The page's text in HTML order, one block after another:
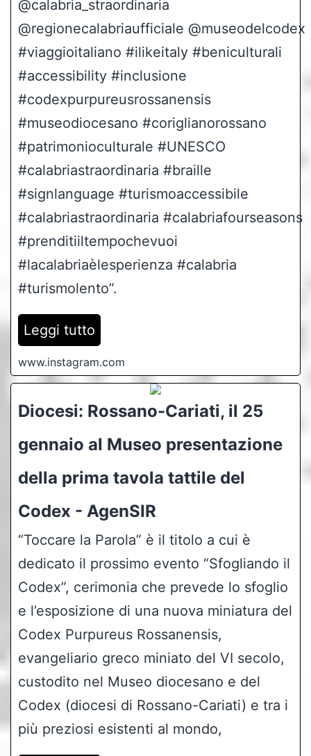
@calabria_straordinaria
@regionecalabriaufficiale @museodelcodex
#viaggioitaliano #ilikeitaly #beniculturali
#accessibility #inclusione
#codexpurpureusrossanensis
#museodiocesano #coriglianorossano
#patrimonioculturale #UNESCO
#calabriastraordinaria #braille
#signlanguage #turismoaccessibile
#calabriastraordinaria #calabriafourseasons
#prenditiiltempochevuoi
#lacalabriaèlesperienza #calabria
#turismolento”.
Leggi tutto
www.instagram.com
Diocesi: Rossano-Cariati, il 25
gennaio al Museo presentazione
della prima tavola tattile del
Codex - AgenSIR
“Toccare la Parola” è il titolo a cui è
dedicato il prossimo evento “Sfogliando il
Codex”, cerimonia che prevede lo sfoglio
e l’esposizione di una nuova miniatura del
Codex Purpureus Rossanensis,
evangeliario greco miniato del VI secolo,
custodito nel Museo diocesano e del
Codex (diocesi di Rossano-Cariati) e tra i
più preziosi esistenti al mondo,